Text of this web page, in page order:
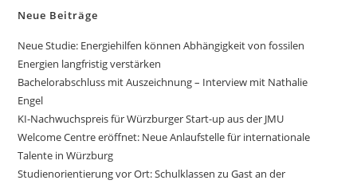
Neue Beiträge
Neue Studie: Energiehilfen können Abhängigkeit von fossilen
Energien langfristig verstärken
Bachelorabschluss mit Auszeichnung – Interview mit Nathalie
Engel
KI-Nachwuchspreis für Würzburger Start-up aus der JMU
Welcome Centre eröffnet: Neue Anlaufstelle für internationale
Talente in Würzburg
Studienorientierung vor Ort: Schulklassen zu Gast an der